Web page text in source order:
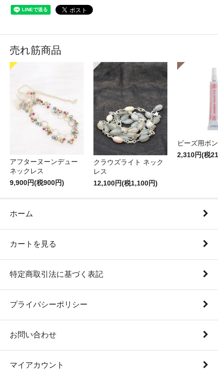
売れ筋商品
アフターヌーンデュー
ネックレス
9,900円(税900円)
クラウズライト ネック
レス
12,100円(税1,100円)
ビーズ用ボ
2,310円(税
ホーム
カートを見る
特定商取引法に基づく表記
プライバシーポリシー
お問い合わせ
マイアカウント